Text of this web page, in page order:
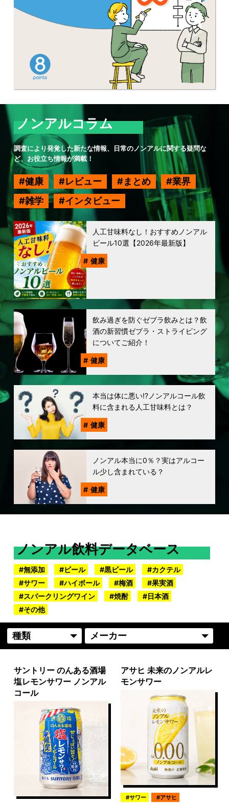
ノンアルコラム
調査により発覚した新たな情報、日常のノンアルに関する疑問な
ど、お役立ち情報が満載！
健康 レビュー まとめ
業界
雑学
インタビュー
人工甘味料なし！おすすめノンアル
ビール10選【2026年最新版】
健康
飲み過ぎを防ぐゼブラ飲みとは？飲
酒の新習慣ゼブラ・ストライピング
についてご紹介！
健康
本当は体に悪い!?ノンアルコール飲
料に含まれる人工甘味料とは？
健康
ノンアル本当に0％？実はアルコー
ル少し含まれている？
健康
ノンアル飲料データベース
無添加 ビール 黒ビール
カクテル
サワー
ハイボール 梅酒
果実酒
スパークリングワイン
焼酎
日本酒
その他
サントリー のんある酒場
塩レモンサワー ノンアル
コール
アサヒ 未来のノンアルレ
モンサワー
サワー アサヒ